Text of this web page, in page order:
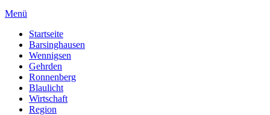
Menü
Startseite
Barsinghausen
Wennigsen
Gehrden
Ronnenberg
Blaulicht
Wirtschaft
Region